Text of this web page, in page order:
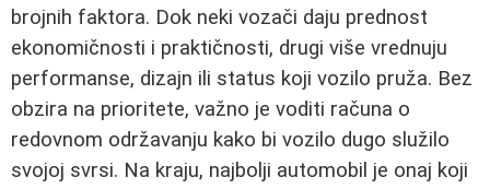
brojnih faktora. Dok neki vozači daju prednost
ekonomičnosti i praktičnosti, drugi više vrednuju
performanse, dizajn ili status koji vozilo pruža. Bez
obzira na prioritete, važno je voditi računa o
redovnom održavanju kako bi vozilo dugo služilo
svojoj svrsi. Na kraju, najbolji automobil je onaj koji